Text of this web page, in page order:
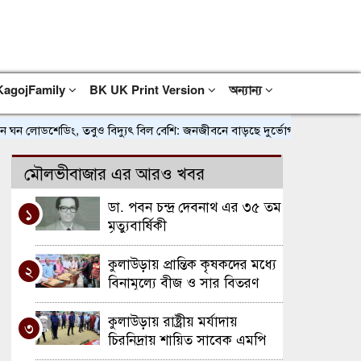
BK UK Print Version অন্যান্য
তবুও বিদ্যুৎ বিল বেশি: জনজীবনে বাড়ছে দুর্ভোগ ৫ আগস্ট ২০২৪:
মৌলভীবাজার এর আরও খবর
১
ডা. পবন চন্দ্র দেবনাথ এর ৩৫ তম
মৃত্যুবার্ষিকী
২
কুলাউড়ায় প্রান্তিক কৃষকদের মধ্যে
বিনামূল্যে বীজ ও সার বিতরণ
কর্মসূচির শুভ উদ্বোধন
৩
কুলাউড়ায় রাষ্ট্রীয় মর্যাদায়
চিরনিদ্রায় শায়িত সাবেক এমপি